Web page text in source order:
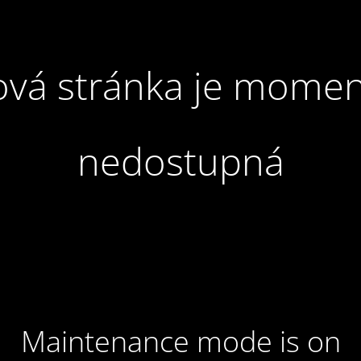
stránka je
nedostupná
Maintenance mode is on